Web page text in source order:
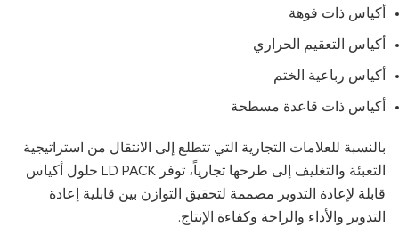
أكياس ذات فوهة
أكياس التعقيم الحراري
أكياس رباعية الختم
أكياس ذات قاعدة مسطحة
بالنسبة للعلامات التجارية التي تتطلع إلى الانتقال من استراتيجية
التعبئة والتغليف إلى طرحها تجارياً، توفر LD PACK حلول أكياس
قابلة لإعادة التدوير مصممة لتحقيق التوازن بين قابلية إعادة
التدوير والأداء والراحة وكفاءة الإنتاج.